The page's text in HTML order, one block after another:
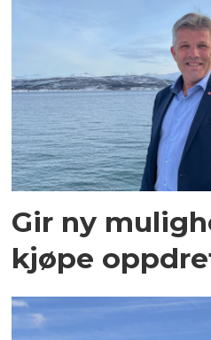
Gir ny
kjøpe